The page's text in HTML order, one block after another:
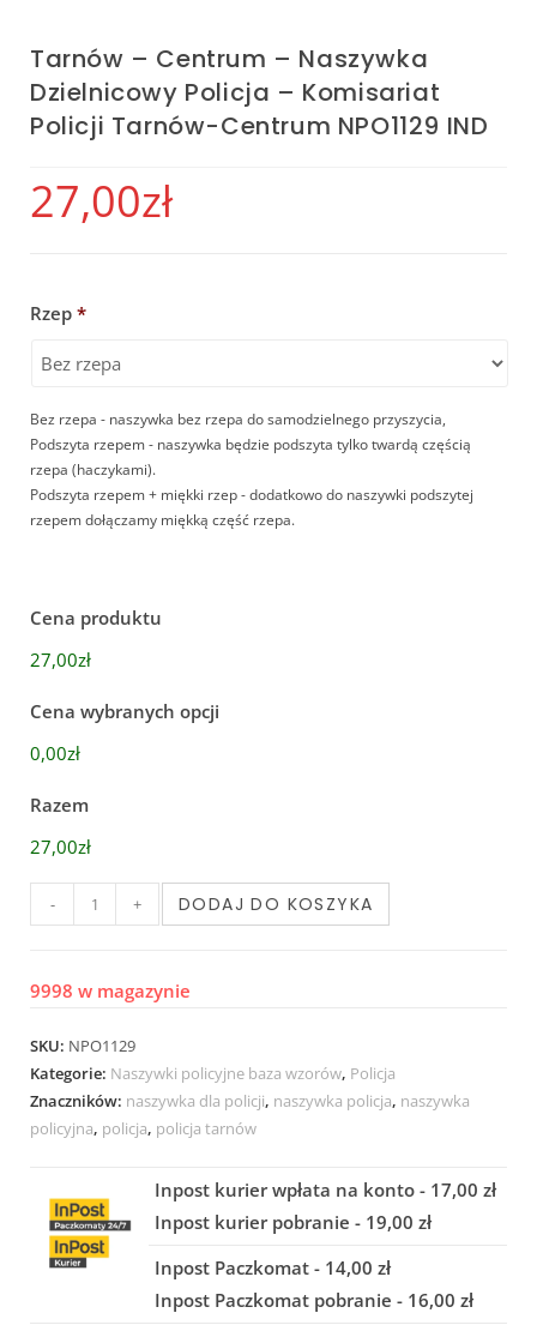
Tarnów – Centrum – Naszywka
Dzielnicowy Policja – Komisariat
Policji Tarnów-Centrum NPO1129 IND
27,00zł
Rzep *
Bez rzepa - naszywka bez rzepa do samodzielnego przyszycia,
Podszyta rzepem - naszywka będzie podszyta tylko twardą częścią
rzepa (haczykami).
Podszyta rzepem + miękki rzep - dodatkowo do naszywki podszytej
rzepem dołączamy miękką część rzepa.
Cena produktu
27,00zł
Cena wybranych opcji
0,00zł
Razem
27,00zł
- + DODAJ DO KOSZYKA
9998 w magazynie
SKU: NPO1129
Kategorie: Naszywki policyjne baza wzorów, Policja
Znaczników: naszywka dla policji, naszywka policja, naszywka
policyjna, policja, policja tarnów
Inpost kurier wpłata na konto - 17,00 zł
Inpost kurier pobranie - 19,00 zł
Inpost Paczkomat - 14,00 zł
Inpost Paczkomat pobranie - 16,00 zł